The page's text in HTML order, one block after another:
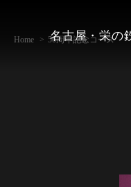
名古屋・栄の
Home 50周年記念コース